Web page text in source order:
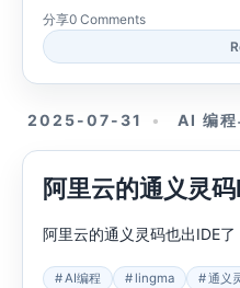
分享0 Comments
2025-07-31 AI 编程
阿里云的通义灵
阿里云的通义灵码也出IDE了
AI编程 lingma 通义